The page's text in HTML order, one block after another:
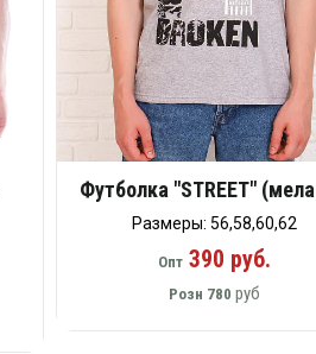
Футболка "STREET"
Размеры: 56,58,60,62
Опт 390 руб.
Розн 780 руб